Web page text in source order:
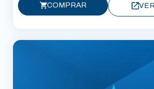
COMPRAR